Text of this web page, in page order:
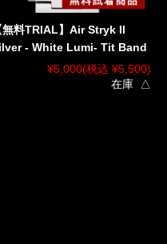
無料TRIAL】Air Stryk II
- White Lumi- Tit Band
¥5,000(税込 ¥5,500)
在庫 △